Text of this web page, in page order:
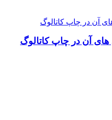
های آن در چاپ کاتالوگ